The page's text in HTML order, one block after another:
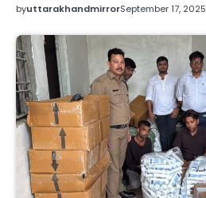
byuttarakhandmirrorSeptember 17, 2025